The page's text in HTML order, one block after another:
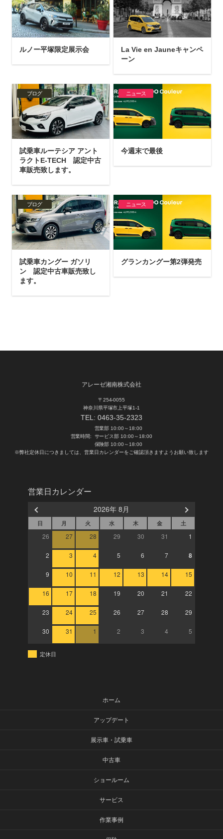
ルノー平塚限定展示会
La Vie en Jauneキャンペ
ーン
ブログ
試乗車ルーテシア アント
ラクトE-TECH 認定中古
車販売致します。
ニュース
今週末で最後
ブログ
試乗車カングー ガソリ
ン 認定中古車販売致し
ます。
ニュース
グランカングー第2弾発売
アレーゼ湘南株式会社
〒254-0055
神奈川県平塚市上平塚1-1
TEL:0463-35-2323
営業時間:
営業部 10:00～18:00
サービス部 10:00～18:00
保険部 10:00～18:00
※弊社定休日につきましては、営業日カレンダーをご確認頂きますようお願い致します
営業日カレンダー
2026年 8月
日 月 火 水 木 金 土
26 27 28 29 30 31 1
2 3 4 5 6 7 8
9 10 11 12 13 14 15
16 17 18 19 20 21 22
23 24 25 26 27 28 29
30 31 1 2 3 4 5
定休日
ホーム
アップデート
展示車・試乗車
中古車
ショールーム
サービス
作業事例